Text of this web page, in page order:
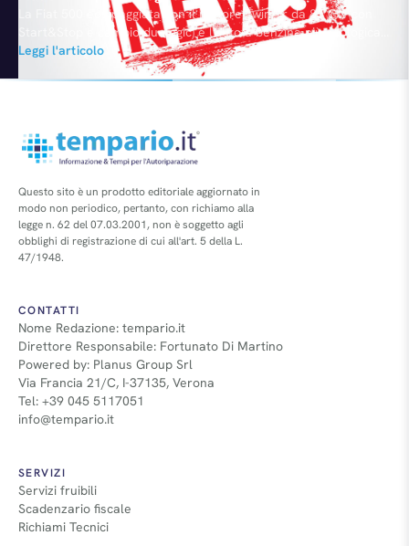
La Fiat 500 equipaggiata con il motore TwinAir da 85 CV (con
Start&Stop e cambio dualogic) è l'auto a benzina più ecologica
d'Italia in base alla "Guida al Risparmio di carburante"
realizzata dai Ministeri di Ambiente, Infrastrutture e Trasporti e
Sviluppo Economico. Come la 500C, emette soltanto 90 g/km di
Leggi l'articolo
Questo sito è un prodotto editoriale aggiornato in
modo non periodico, pertanto, con richiamo alla
legge n. 62 del 07.03.2001, non è soggetto agli
obblighi di registrazione di cui all'art. 5 della L.
47/1948.
CONTATTI
Nome Redazione: tempario.it
Direttore Responsabile: Fortunato Di Martino
Powered by: Planus Group Srl
Via Francia 21/C, I-37135, Verona
Tel: +39 045 5117051
info@tempario.it
SERVIZI
Servizi fruibili
Scadenzario fiscale
Richiami Tecnici